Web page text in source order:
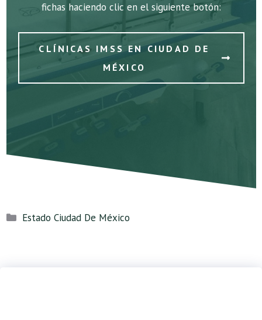
fichas haciendo clic en el siguiente botón:
CLÍNICAS IMSS EN CIUDAD DE
MÉXICO
Categorías
Estado Ciudad De México